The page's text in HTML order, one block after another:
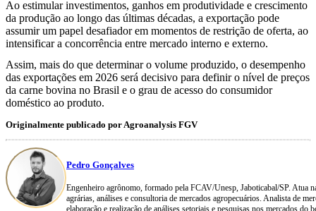
Ao estimular investimentos, ganhos em produtividade e crescimento
da produção ao longo das últimas décadas, a exportação pode
assumir um papel desafiador em momentos de restrição de oferta, ao
intensificar a concorrência entre mercado interno e externo.
Assim, mais do que determinar o volume produzido, o desempenho
das exportações em 2026 será decisivo para definir o nível de preços
da carne bovina no Brasil e o grau de acesso do consumidor
doméstico ao produto.
Originalmente publicado por Agroanalysis FGV
Pedro Gonçalves
Engenheiro agrônomo, formado pela FCAV/Unesp, Jaboticabal/SP. Atua
agrárias, análises e consultoria de mercados agropecuários. Analista de